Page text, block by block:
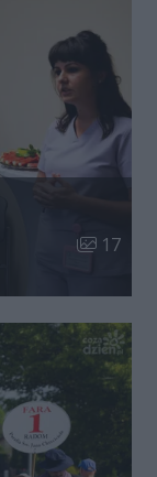
Liczba
17